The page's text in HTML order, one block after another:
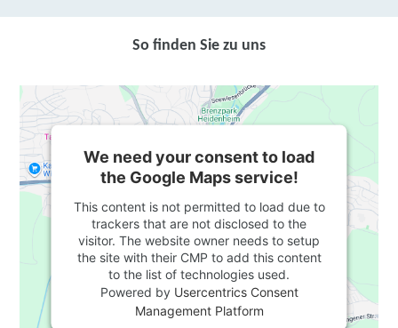
So finden Sie zu uns
We need your consent to load
the Google Maps service!
This content is not permitted to load due to
trackers that are not disclosed to the
visitor. The website owner needs to setup
the site with their CMP to add this content
to the list of technologies used.
Powered by Usercentrics Consent
Management Platform